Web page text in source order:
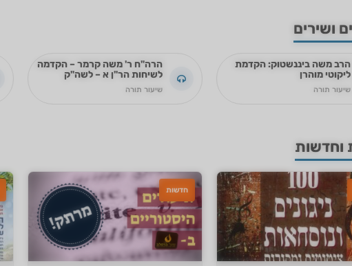
ושירים
הרב משה ביננשטוק: הקדמת
ליקוטי מוהרן
שיעור תורה
הרה"ח ר' משה קרמר – הקדמה
לשיחות הר"ן א – לשה"ק
שיעור תורה
וחדשות
חדשות